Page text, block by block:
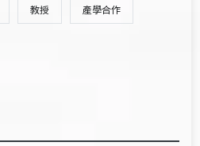
教授 產學合作